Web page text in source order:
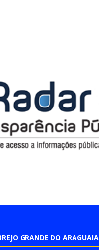
GRANDE DO ARAGUAIA